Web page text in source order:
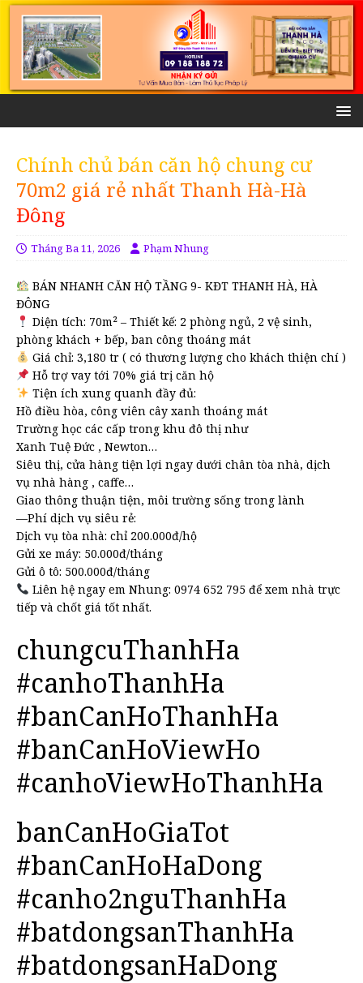
Chính chủ bán căn hộ chung cư
70m2 giá rẻ nhất Thanh Hà-Hà
Đông
Tháng Ba 11, 2026 Phạm Nhung
BÁN NHANH CĂN HỘ TẦNG 9- KĐT THANH HÀ, HÀ
ĐÔNG
Diện tích: 70m² – Thiết kế: 2 phòng ngủ, 2 vệ sinh,
phòng khách + bếp, ban công thoáng mát
Giá chỉ: 3,180 tr ( có thương lượng cho khách thiện chí )
Hỗ trợ vay tới 70% giá trị căn hộ
Tiện ích xung quanh đầy đủ:
Hồ điều hòa, công viên cây xanh thoáng mát
Trường học các cấp trong khu đô thị như
Xanh Tuệ Đức , Newton…
Siêu thị, cửa hàng tiện lợi ngay dưới chân tòa nhà, dịch
vụ nhà hàng , caffe…
Giao thông thuận tiện, môi trường sống trong lành
—Phí dịch vụ siêu rẻ:
Dịch vụ tòa nhà: chỉ 200.000đ/hộ
Gửi xe máy: 50.000đ/tháng
Gửi ô tô: 500.000đ/tháng
Liên hệ ngay em Nhung: 0974 652 795 để xem nhà trực
tiếp và chốt giá tốt nhất.
chungcuThanhHa
#canhoThanhHa
#banCanHoThanhHa
#banCanHoViewHo
#canhoViewHoThanhHa
banCanHoGiaTot
#banCanHoHaDong
#canho2nguThanhHa
#batdongsanThanhHa
#batdongsanHaDong